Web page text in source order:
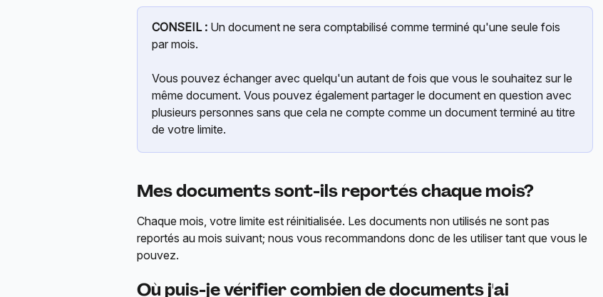
CONSEIL : Un document ne sera comptabilisé comme terminé qu'une seule fois
par mois.
Vous pouvez échanger avec quelqu'un autant de fois que vous le souhaitez sur le
même document. Vous pouvez également partager le document en question avec
plusieurs personnes sans que cela ne compte comme un document terminé au titre
de votre limite.
Mes documents sont-ils reportés chaque mois?
Chaque mois, votre limite est réinitialisée. Les documents non utilisés ne sont pas
reportés au mois suivant; nous vous recommandons donc de les utiliser tant que vous le
pouvez.
Où puis-je vérifier combien de documents j'ai